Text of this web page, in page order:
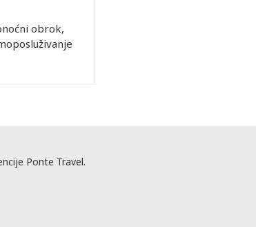
obrok,
Ponte Travel.